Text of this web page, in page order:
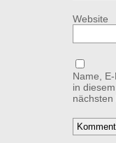
Website
Name,
in
nächsten